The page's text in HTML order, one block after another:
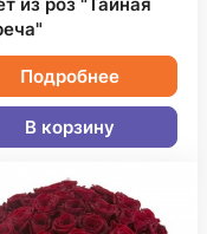
из роз "Тайная
Подробнее
В корзину